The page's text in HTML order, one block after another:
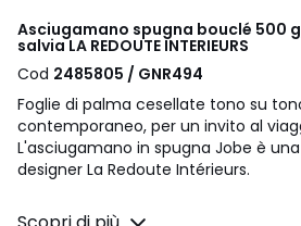
Asciugamano spugna bouclé 500
salvia LA REDOUTE INTERIEURS
Cod 2485805 / GNR494
Foglie di palma cesellate tono su
contemporaneo, per un invito al
L'asciugamano in spugna Jobe è
designer La Redoute Intérieurs.
Descrizione